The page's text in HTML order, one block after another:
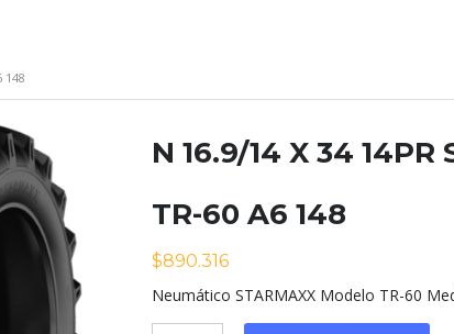
148
N 16.9/14 X 34 14PR
TR-60 A6 148
$890.316
Neumático STARMAXX Modelo TR-60